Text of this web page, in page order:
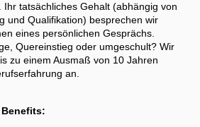
Ihr tatsächliches Gehalt (abhängig von
und Qualifikation) besprechen wir
eines persönlichen Gesprächs.
Quereinstieg oder umgeschult? Wir
zu einem Ausmaß von 10 Jahren
an.